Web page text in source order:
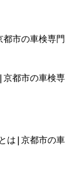
市の車検専門
都市の車検専
は|京都市の車